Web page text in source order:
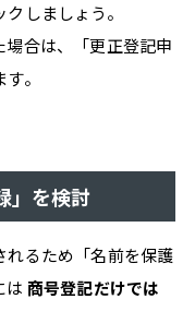
しましょう。
合は、「更正登記申
。
」を検討
れるため「名前を保護
は 商号登記だけでは